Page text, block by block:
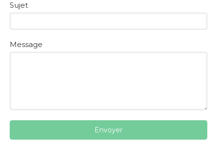
Sujet
Message
Envoyer